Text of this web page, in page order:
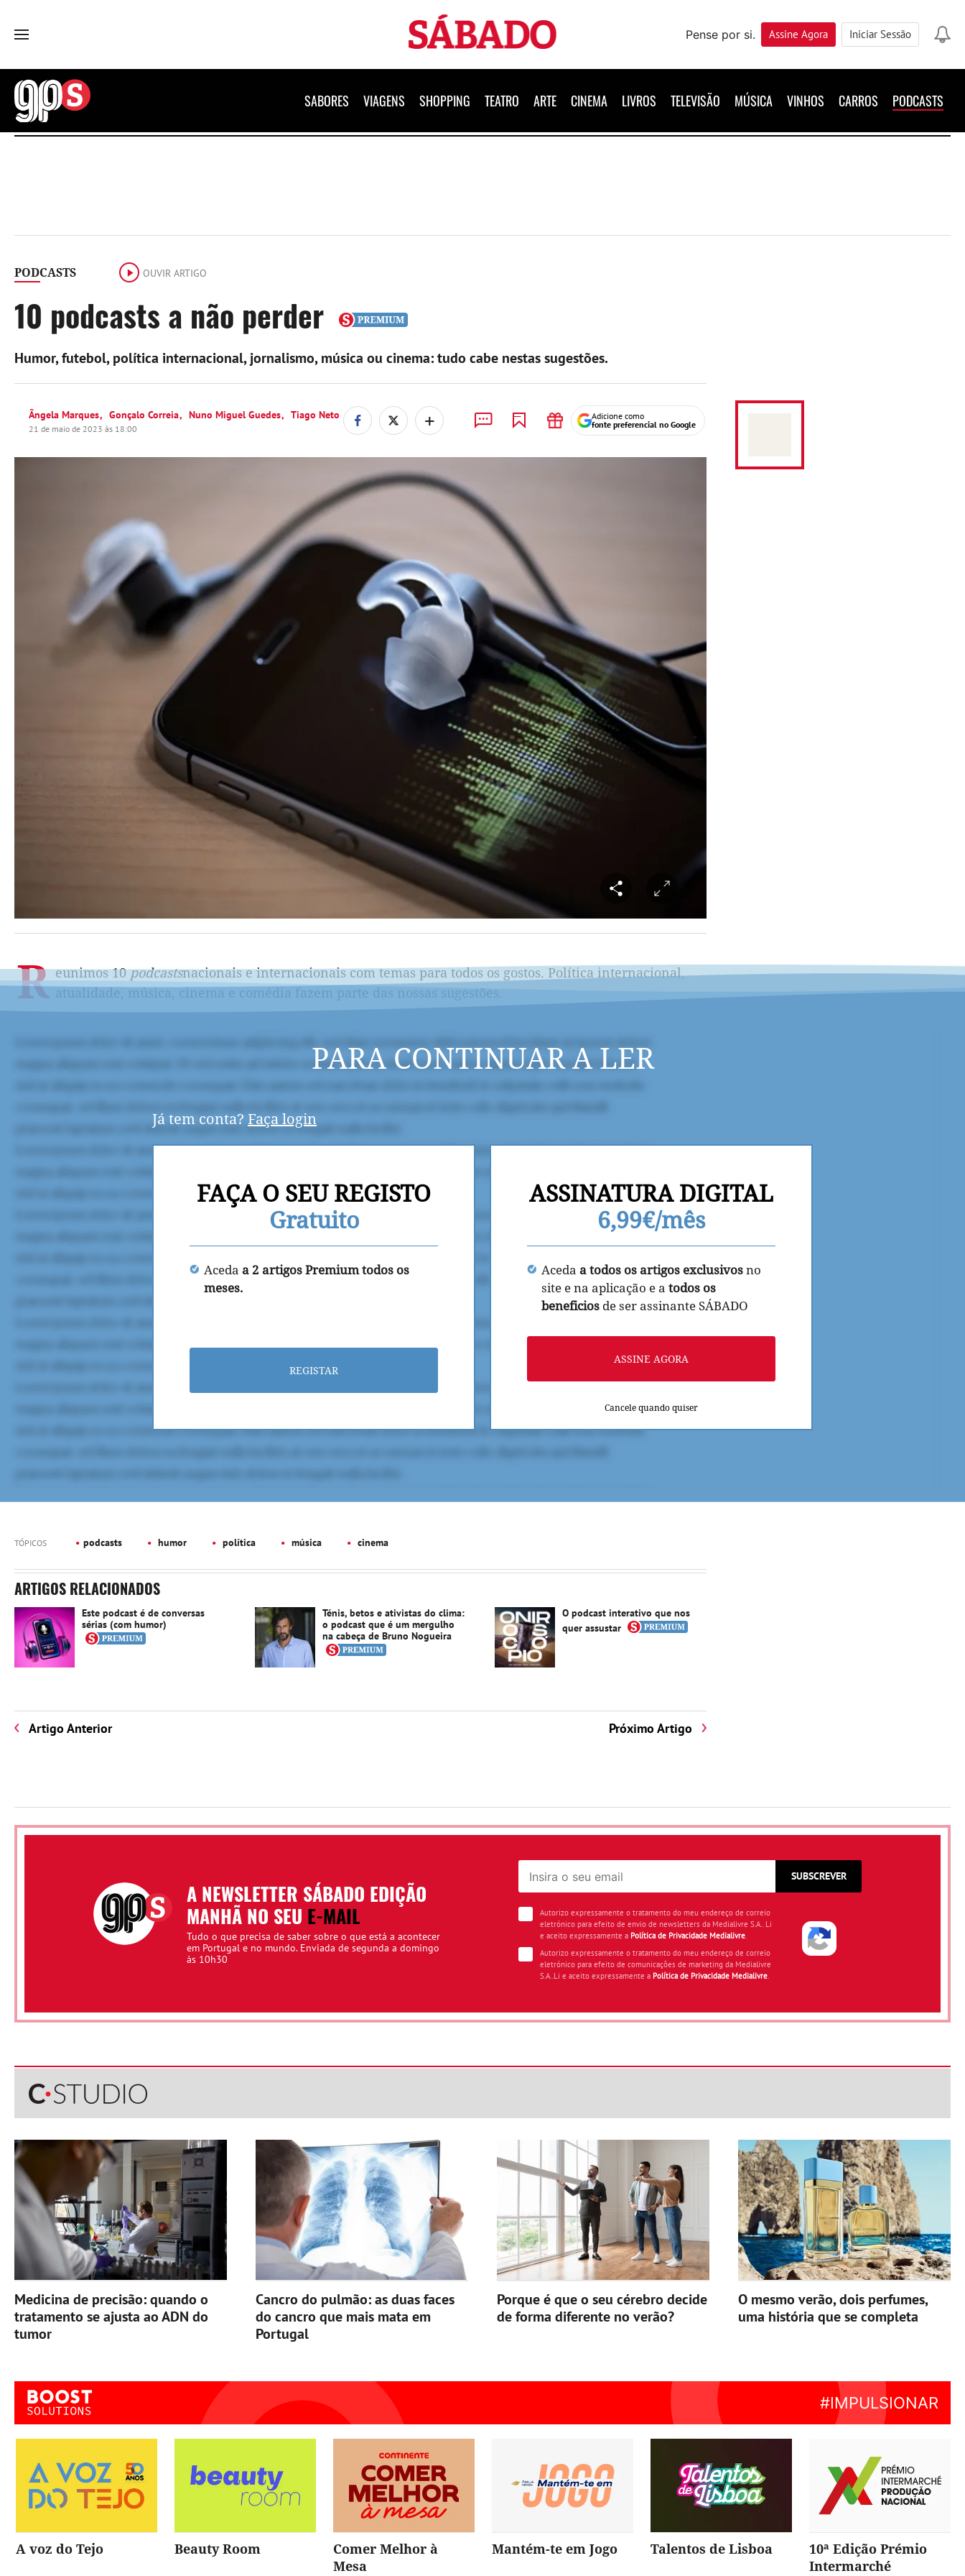
Sábado
Pense por si.
Assine Agora Iniciar Sessão
GPS
SABORES VIAGENS SHOPPING TEATRO ARTE CINEMA LIVROS TELEVISÃO MÚSICA VINHOS CARROS PODCASTS
PODCASTS OUVIR ARTIGO
10 podcasts a não perder
Humor, futebol, política internacional, jornalismo, música ou cinema: tudo cabe nestas sugestões.
Ângela Marques Gonçalo Correia Nuno Miguel Guedes Tiago Neto
21 de maio de 2023 às 18:00 +
Adicione como
fonte preferencial no Google
R eunimos 10podcastsnacionais e internacionais com temas para todos os gostos. Política internacional,
atualidade, música, cinema e comédia fazem parte das nossas sugestões.
PARA CONTINUAR A LER
Já tem conta? Faça login
FAÇA O SEU REGISTO
Gratuito
Aceda a 2 artigos Premium todos os
meses.
REGISTAR
ASSINATURA DIGITAL
6,99€/mês
Aceda a todos os artigos exclusivosno
site e na aplicação e a todos os
beneficios de ser assinante SÁBADO
ASSINE AGORA
Cancele quando quiser
TÓPICOS podcasts humor política música cinema
ARTIGOS RELACIONADOS
Este podcast é de conversas
sérias (com humor)
Ténis, betos e ativistas do clima:
o podcast que é um mergulho
na cabeça de Bruno Nogueira
O podcast interativo que nos
quer assustar
Artigo Anterior Próximo Artigo
A NEWSLETTER SÁBADO EDIÇÃO
MANHÃ NO SEU E-MAIL
Tudo o que precisa de saber sobre o que está a acontecer
em Portugal e no mundo. Enviada de segunda a domingo
às 10h30
SUBSCREVER
Autorizo expressamente o tratamento do meu endereço de correio
eletrónico para efeito de envio de newsletters da Medialivre S.A.. Li
e aceito expressamente a Política de Privacidade Medialivre.
Autorizo expressamente o tratamento do meu endereço de correio
eletrónico para efeito de comunicações de marketing da Medialivre
S.A..Li e aceito expressamente a Política de Privacidade Medialivre.
Medicina de precisão: quando o
tratamento se ajusta ao ADN do
tumor
Cancro do pulmão: as duas faces
do cancro que mais mata em
Portugal
Porque é que o seu cérebro decide
de forma diferente no verão?
O mesmo verão, dois perfumes,
uma história que se completa
A voz do Tejo Beauty Room
Comer Melhor à
Mesa
Mantém-te em Jogo Talentos de Lisboa
10ª Edição Prémio
Intermarché